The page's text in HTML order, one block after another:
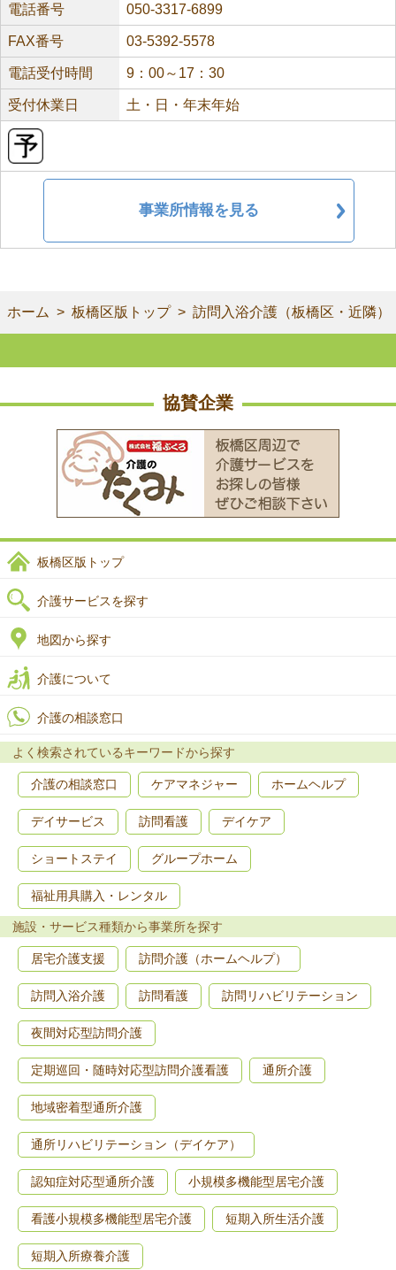
電話番号 050-3317-6899
FAX番号 03-5392-5578
電話受付時間 9：00～17：30
受付休業日 土・日・年末年始
事業所情報を見る
ホーム 板橋区版トップ 訪問入浴介護（板橋区・近隣）
協賛企業
板橋区版トップ
介護サービスを探す
地図から探す
介護について
介護の相談窓口
よく検索されているキーワードから探す
介護の相談窓口 ケアマネジャー ホームヘルプ
デイサービス 訪問看護 デイケア
ショートステイ グループホーム
福祉用具購入・レンタル
施設・サービス種類から事業所を探す
居宅介護支援 訪問介護（ホームヘルプ）
訪問入浴介護 訪問看護 訪問リハビリテーション
夜間対応型訪問介護
定期巡回・随時対応型訪問介護看護 通所介護
地域密着型通所介護
通所リハビリテーション（デイケア）
認知症対応型通所介護 小規模多機能型居宅介護
看護小規模多機能型居宅介護 短期入所生活介護
短期入所療養介護